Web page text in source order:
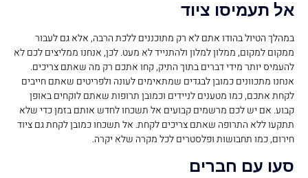
אל תעמיסו ציוד
במהלך הטיול בהודו אתם לא רק מתוכננים ללכת הרבה, אלא גם לעבור
ממקום למקום, ממלון למלון ולהתנייד לא מעט. לכן, אנחנו ממליצים לכם לא
להעמיס יותר מידי דברים בתוך התיק, קחו אתכם רק מה שאתם צריכים.
אנחנו מתכוונים כמובן לבגדים שמתאימים לעונה ולפריטים שאתם חייבים
לקחת אתכם, כמו מטענים לניידים וכמובן תרופות שאתם לוקחים באופן
קבוע. אם יש לכם מרשמים קבועים אל תשכחו לחדש אותם בזמן כדי שלא
תתקעו ללא התרופה שאתם צריכים לקחת. אל תשכחו כמובן לקחת גם ציוד
חירום, כמו תחבושות ופלסטרים לכל מקרה שלא יקרה.
סעו עם חברים